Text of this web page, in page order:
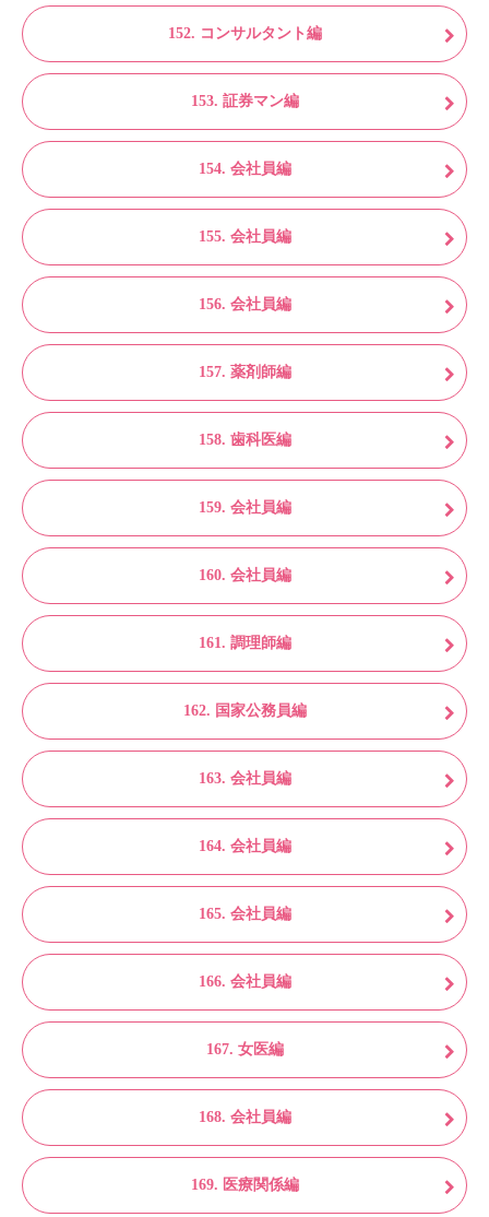
152. コンサルタント編
153. 証券マン編
154. 会社員編
155. 会社員編
156. 会社員編
157. 薬剤師編
158. 歯科医編
159. 会社員編
160. 会社員編
161. 調理師編
162. 国家公務員編
163. 会社員編
164. 会社員編
165. 会社員編
166. 会社員編
167. 女医編
168. 会社員編
169. 医療関係編